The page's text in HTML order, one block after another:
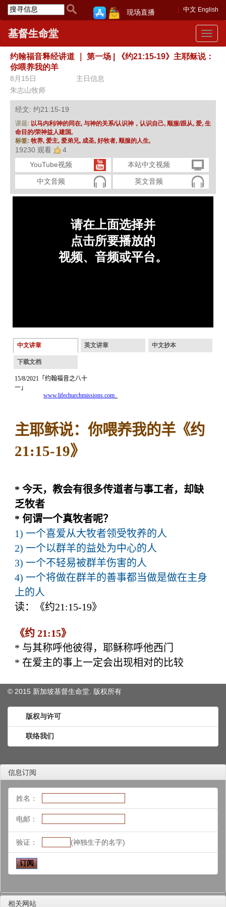
中文 English
现场直播
Toggle
基督生命堂
约翰福音释经讲道
第一场 | 《约21:15-19》主耶稣说：
你喂养我的羊
8月15日
主日信息
朱志山牧师
经文: 约21:15-19
课题: 以马内利/神的同在, 与神的关系/认识神，认识自己, 顺服/跟从, 爱, 生
命目的/荣神益人建国,
标签: 牧养, 爱主, 爱弟兄, 成圣, 好牧者, 顺服的人生,
19230 观看
4
YouTube视频
本站中文视频
中文音频 英文音频
中文讲章 英文讲章 中文抄本
下载文档
© 2015 新加坡基督生命堂. 版权所有
版权与许可
联络我们
信息订阅
姓名：
电邮：
验证： (神独生子的名字)
相关网站